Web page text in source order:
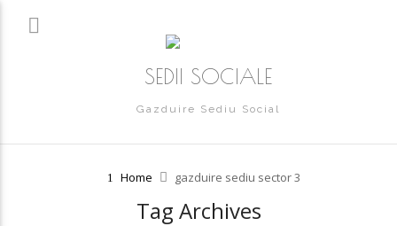
SEDII SOCIALE
Gazduire Sediu Social
Home gazduire sediu sector 3
Tag Archives